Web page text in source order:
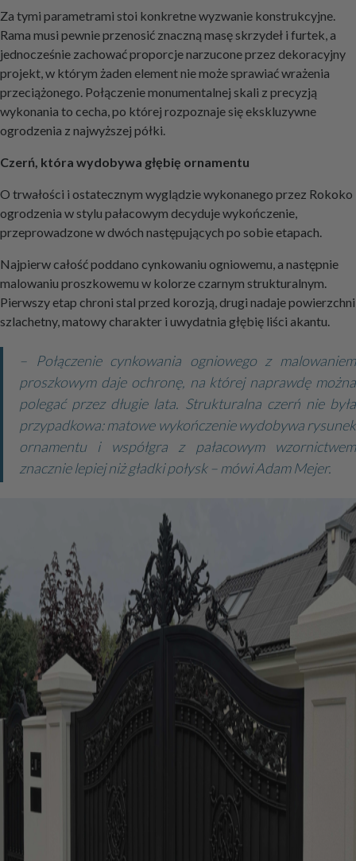
Za tymi parametrami stoi konkretne wyzwanie konstrukcyjne.
Rama musi pewnie przenosić znaczną masę skrzydeł i furtek, a
jednocześnie zachować proporcje narzucone przez dekoracyjny
projekt, w którym żaden element nie może sprawiać wrażenia
przeciążonego. Połączenie monumentalnej skali z precyzją
wykonania to cecha, po której rozpoznaje się ekskluzywne
ogrodzenia z najwyższej półki.
Czerń, która wydobywa głębię ornamentu
O trwałości i ostatecznym wyglądzie wykonanego przez Rokoko
ogrodzenia w stylu pałacowym decyduje wykończenie,
przeprowadzone w dwóch następujących po sobie etapach.
Najpierw całość poddano cynkowaniu ogniowemu, a następnie
malowaniu proszkowemu w kolorze czarnym strukturalnym.
Pierwszy etap chroni stal przed korozją, drugi nadaje powierzchni
szlachetny, matowy charakter i uwydatnia głębię liści akantu.
– Połączenie cynkowania ogniowego z malowaniem
proszkowym daje ochronę, na której naprawdę można
polegać przez długie lata. Strukturalna czerń nie była
przypadkowa: matowe wykończenie wydobywa rysunek
ornamentu i współgra z pałacowym wzornictwem
znacznie lepiej niż gładki połysk – mówi Adam Mejer.